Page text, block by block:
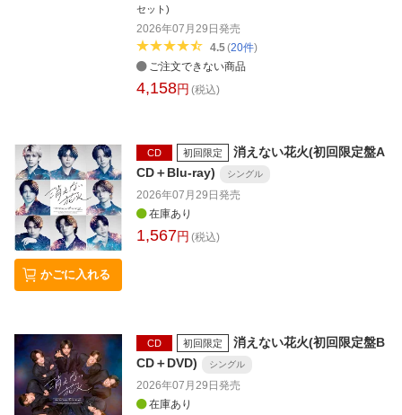
セット)
2026年07月29日発売
4.5(20件)
ご注文できない商品
4,158円 (税込)
かごに入れる
CD 初回限定
消えない花火(初回限定盤A
CD＋Blu-ray)
シングル
2026年07月29日発売
在庫あり
1,567円 (税込)
CD 初回限定
消えない花火(初回限定盤B
CD＋DVD)
シングル
2026年07月29日発売
在庫あり